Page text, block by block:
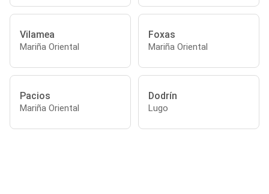
Vilamea
Mariña Oriental
Foxas
Mariña Oriental
Pacios
Mariña Oriental
Dodrín
Lugo